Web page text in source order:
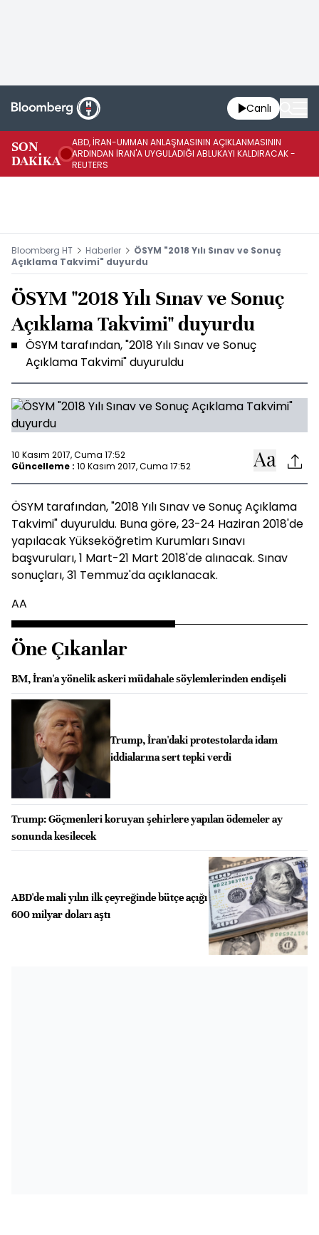
Canlı
SON
DAKİKA
ABD, İRAN-UMMAN ANLAŞMASININ AÇIKLANMASININ
ARDINDAN İRAN'A UYGULADIĞI ABLUKAYI KALDIRACAK -
REUTERS
Bloomberg HT Haberler
ÖSYM "2018 Yılı Sınav ve Sonuç
Açıklama Takvimi" duyurdu
ÖSYM "2018 Yılı Sınav ve Sonuç
Açıklama Takvimi" duyurdu
ÖSYM tarafından, "2018 Yılı Sınav ve Sonuç
Açıklama Takvimi" duyuruldu
10 Kasım 2017, Cuma 17:52
Güncelleme : 10 Kasım 2017, Cuma 17:52
ÖSYM tarafından, "2018 Yılı Sınav ve Sonuç Açıklama
Takvimi" duyuruldu. Buna göre, 23-24 Haziran 2018'de
yapılacak Yükseköğretim Kurumları Sınavı
başvuruları, 1 Mart-21 Mart 2018'de alınacak. Sınav
sonuçları, 31 Temmuz'da açıklanacak.
AA
Öne Çıkanlar
BM, İran'a yönelik askeri müdahale söylemlerinden endişeli
Trump, İran'daki protestolarda idam
iddialarına sert tepki verdi
Trump: Göçmenleri koruyan şehirlere yapılan ödemeler ay
sonunda kesilecek
ABD'de mali yılın ilk çeyreğinde bütçe açığı
600 milyar doları aştı